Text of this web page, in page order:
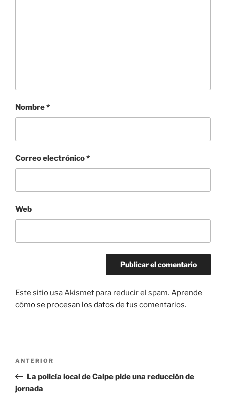
Nombre*
Correo electrónico*
Web
Este sitio usa Akismet para reducir el spam.Aprende
cómo se procesan los datos de tus comentarios.
entradas
Entrada
anterior:
ANTERIOR
La policía local de Calpe pide una reducción de
jornada